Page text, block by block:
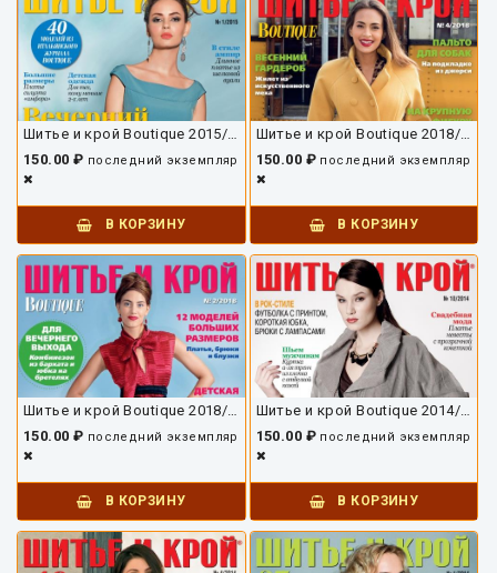
Шитье и крой Boutique 2015/01
150.00 ₽ последний экземпляр
В КОРЗИНУ
Шитье и крой Boutique 2018/04
150.00 ₽ последний экземпляр
В КОРЗИНУ
Шитье и крой Boutique 2018/02
150.00 ₽ последний экземпляр
В КОРЗИНУ
Шитье и крой Boutique 2014/10
150.00 ₽ последний экземпляр
В КОРЗИНУ